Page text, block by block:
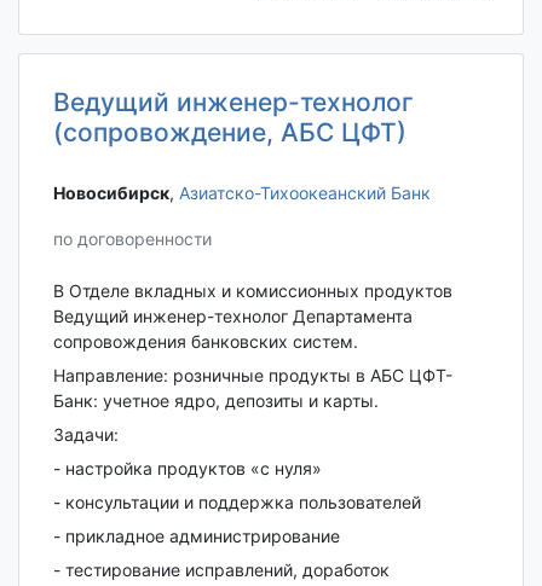
Ведущий инженер-технолог
(сопровождение, АБС ЦФТ)
Новосибирск‎, Азиатско-Тихоокеанский Банк
по договоренности
В Отделе вкладных и комиссионных продуктов
Ведущий инженер-технолог Департамента
сопровождения банковских систем.
Направление: розничные продукты в АБС ЦФТ-
Банк: учетное ядро, депозиты и карты.
Задачи:
- настройка продуктов «с нуля»
- консультации и поддержка пользователей
- прикладное администрирование
- тестирование исправлений, доработок